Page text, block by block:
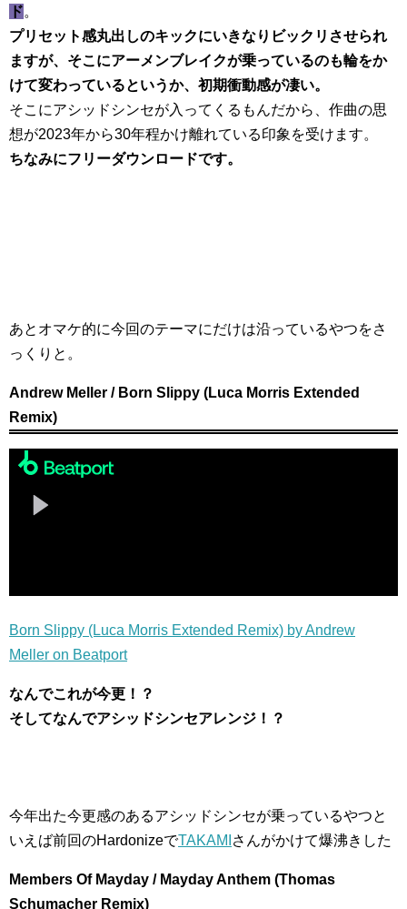
ド。
プリセット感丸出しのキックにいきなりビックリさせられ
ますが、そこにアーメンブレイクが乗っているのも輪をか
けて変わっているというか、初期衝動感が凄い。
そこにアシッドシンセが入ってくるもんだから、作曲の思
想が2023年から30年程かけ離れている印象を受けます。
ちなみにフリーダウンロードです。
あとオマケ的に今回のテーマにだけは沿っているやつをさ
っくりと。
Andrew Meller / Born Slippy (Luca Morris Extended
Remix)
Born Slippy (Luca Morris Extended Remix) by Andrew
Meller on Beatport
なんでこれが今更！？
そしてなんでアシッドシンセアレンジ！？
今年出た今更感のあるアシッドシンセが乗っているやつと
いえば前回のHardonizeでTAKAMI さんがかけて爆沸きした
Members Of Mayday / Mayday Anthem (Thomas
Schumacher Remix)